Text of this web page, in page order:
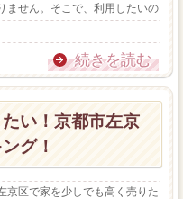
ません。そこで、利用したいの
続きを読む
い！京都市左京
グ！
京区で家を少しでも高く売りた